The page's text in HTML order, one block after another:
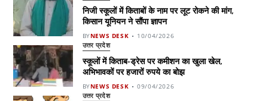
निजी स्कूलों में किताबों के नाम पर लूट रोकने की मांग,
किसान यूनियन ने सौंपा ज्ञापन
BYNEWS DESK 10/04/2026
उत्तर प्रदेश
स्कूलों में किताब-ड्रेस पर कमीशन का खुला खेल,
अभिभावकों पर हजारों रुपये का बोझ
BYNEWS DESK 09/04/2026
उत्तर प्रदेश